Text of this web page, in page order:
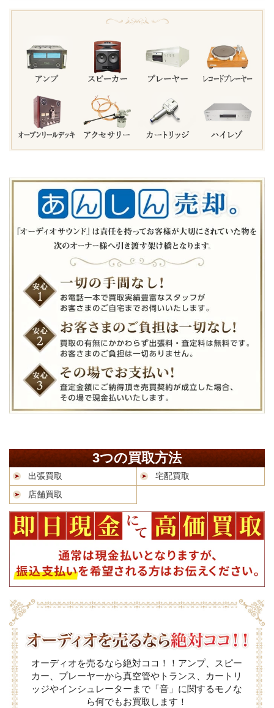
3つの買取方法
出張買取
宅配買取
店舗買取
オーディオを売るなら絶対ココ！！アンプ、スピー
カー、プレーヤーから真空管やトランス、カートリ
ッジやインシュレーターまで「音」に関するモノな
ら何でもお買取します！